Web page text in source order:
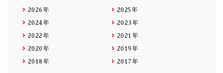
2026年 2025年
2024年 2023年
2022年 2021年
2020年 2019年
2018年 2017年